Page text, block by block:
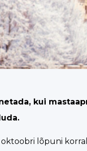
kui
oktoobri lõpuni